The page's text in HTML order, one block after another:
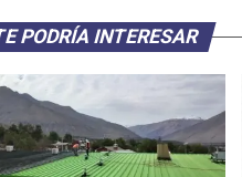
PODRÍA INTERESAR